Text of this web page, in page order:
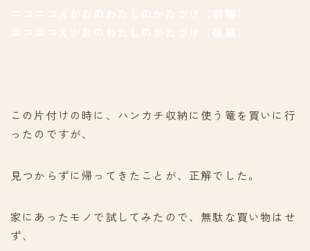
この片付けの時に、ハンカチ収納に使う篭を買いに行
ったのですが、
見つからずに帰ってきたことが、正解でした。
家にあったモノで試してみたので、無駄な買い物はせ
ず、